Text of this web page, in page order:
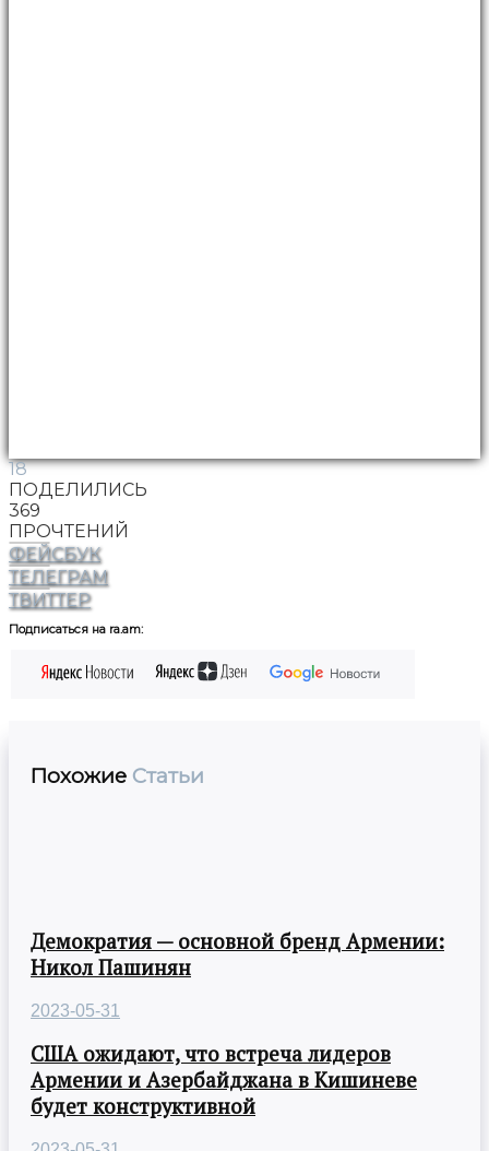
18
ПОДЕЛИЛИСЬ
369
ПРОЧТЕНИЙ
ФЕЙСБУК
ТЕЛЕГРАМ
ТВИТТЕР
Подписаться на ra.am:
Похожие Статьи
Демократия — основной бренд Армении:
Никол Пашинян
2023-05-31
США ожидают, что встреча лидеров
Армении и Азербайджана в Кишиневе
будет конструктивной